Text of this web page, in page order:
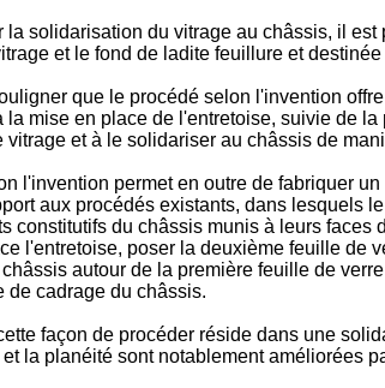
la solidarisation du vitrage au châssis, il
et le fond de ladite feuillure et
que le procédé selon l'invention
la mise en place de l'entretoise, suivie de
et à le solidariser au châssis de
l'invention permet en outre de fabriquer
aux procédés existants, dans lesquels
constitutifs du châssis munis à leurs
l'entretoise, poser la deuxième feuille
autour de la première feuille de
de cadrage du châssis.
façon de procéder réside dans une
la planéité sont notablement améliorées